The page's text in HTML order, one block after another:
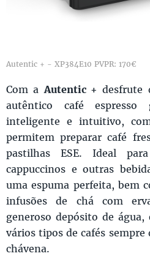
Autentic + - XP384E10 PVPR: 170€
Com aAutentic + desfrute
autêntico café
inteligente e intuitivo,
permitem preparar café
pastilhas ESE. Ideal
cappuccinos e outras
uma espuma perfeita, bem
infusões de chá com
generoso depósito de
vários tipos de cafés sempre
chávena.